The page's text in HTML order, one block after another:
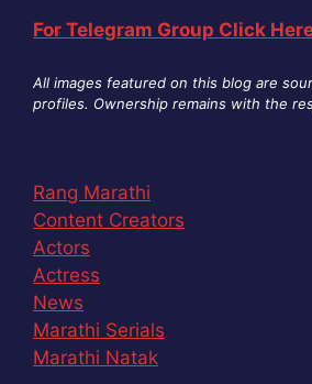
For Telegram Group Click
All images featured on this blog are
profiles. Ownership remains with the
Rang Marathi
Content Creators
Actors
Actress
News
Marathi Serials
Marathi Natak